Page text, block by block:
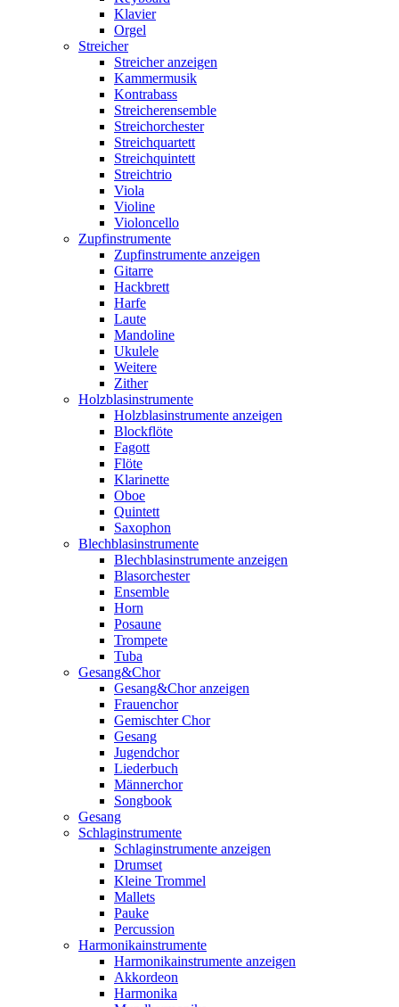
Klavier
Orgel
Streicher
Streicher anzeigen
Kammermusik
Kontrabass
Streicherensemble
Streichorchester
Streichquartett
Streichquintett
Streichtrio
Viola
Violine
Violoncello
Zupfinstrumente
Zupfinstrumente anzeigen
Gitarre
Hackbrett
Harfe
Laute
Mandoline
Ukulele
Weitere
Zither
Holzblasinstrumente
Holzblasinstrumente anzeigen
Blockflöte
Fagott
Flöte
Klarinette
Oboe
Quintett
Saxophon
Blechblasinstrumente
Blechblasinstrumente anzeigen
Blasorchester
Ensemble
Horn
Posaune
Trompete
Tuba
Gesang&Chor
Gesang&Chor anzeigen
Frauenchor
Gemischter Chor
Gesang
Jugendchor
Liederbuch
Männerchor
Songbook
Gesang
Schlaginstrumente
Schlaginstrumente anzeigen
Drumset
Kleine Trommel
Mallets
Pauke
Percussion
Harmonikainstrumente
Harmonikainstrumente anzeigen
Akkordeon
Harmonika